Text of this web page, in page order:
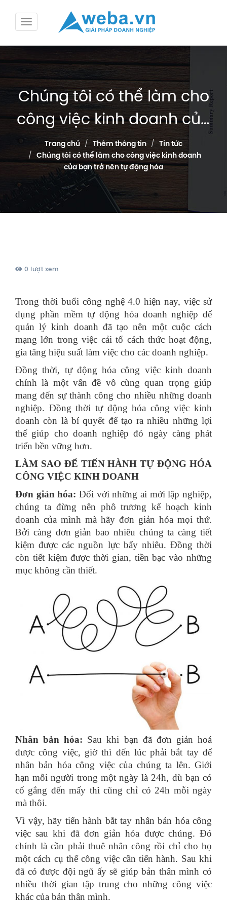
Chúng tôi có thể làm cho
công việc kinh doanh của
bạn trở nên tự động hóa
Trang chủ Thêm thông tin
Tin tức
Chúng tôi có thể làm cho công việc kinh doanh
của bạn trở nên tự động hóa
0 lượt xem
Trong thời buổi công nghệ 4.0 hiện nay, việc sử
dụng phần mềm tự động hóa doanh nghiệp để
quản lý kinh doanh đã tạo nên một cuộc cách
mạng lớn trong việc cải tổ cách thức hoạt động,
gia tăng hiệu suất làm việc cho các doanh nghiệp.
Đồng thời, tự động hóa công việc kinh doanh
chính là một vấn đề vô cùng quan trọng giúp
mang đến sự thành công cho nhiều những doanh
nghiệp. Đồng thời tự động hóa công việc kinh
doanh còn là bí quyết để tạo ra nhiều những lợi
thế giúp cho doanh nghiệp đó ngày càng phát
triển bền vững hơn.
LÀM SAO ĐỂ TIẾN HÀNH TỰ ĐỘNG HÓA
CÔNG VIỆC KINH DOANH
Đơn giản hóa: Đối với những ai mới lập nghiệp,
chúng ta đừng nên phô trương kế hoạch kinh
doanh của mình mà hãy đơn giản hóa mọi thứ.
Bởi càng đơn giản bao nhiêu chúng ta càng tiết
kiệm được các nguồn lực bấy nhiêu. Đồng thời
còn tiết kiệm được thời gian, tiền bạc vào những
mục không cần thiết.
Nhân bản hóa: Sau khi bạn đã đơn giản hoá
được công việc, giờ thì đến lúc phải bắt tay để
nhân bản hóa công việc của chúng ta lên. Giới
hạn mỗi người trong một ngày là 24h, dù bạn có
cố gắng đến mấy thì cũng chỉ có 24h mỗi ngày
mà thôi.
Vì vậy, hãy tiến hành bắt tay nhân bản hóa công
việc sau khi đã đơn giản hóa được chúng. Đó
chính là cần phải thuê nhân công rồi chỉ cho họ
một cách cụ thể công việc cần tiến hành. Sau khi
đã có được đội ngũ ấy sẽ giúp bản thân mình có
nhiều thời gian tập trung cho những công việc
khác của bản thân mình.